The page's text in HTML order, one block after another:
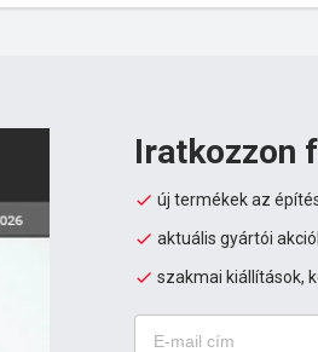
Iratkozzon
új termékek az
aktuális gyártói
szakmai kiállítások,